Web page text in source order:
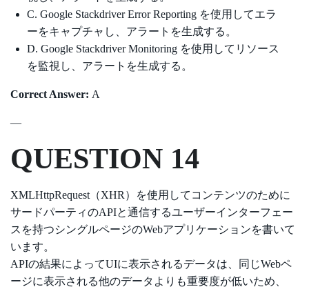
C. Google Stackdriver Error Reporting を使用してエラ
ーをキャプチャし、アラートを生成する。
D. Google Stackdriver Monitoring を使用してリソース
を監視し、アラートを生成する。
Correct Answer: A
—
QUESTION 14
XMLHttpRequest（XHR）を使用してコンテンツのために
サードパーティのAPIと通信するユーザーインターフェー
スを持つシングルページのWebアプリケーションを書いて
います。
APIの結果によってUIに表示されるデータは、同じWebペ
ージに表示される他のデータよりも重要度が低いため、